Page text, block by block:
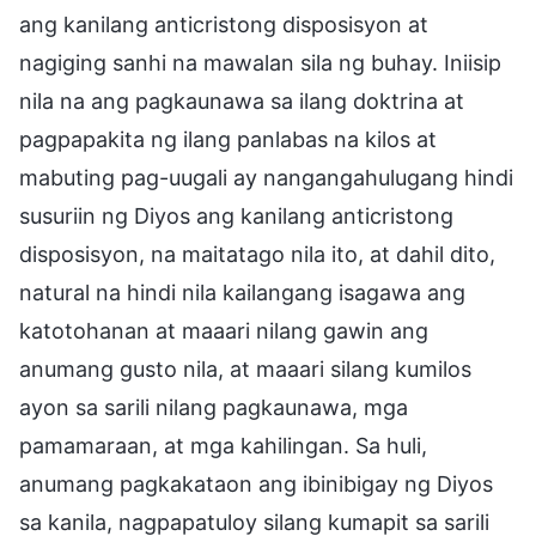
ang kanilang anticristong disposisyon at
nagiging sanhi na mawalan sila ng buhay. Iniisip
nila na ang pagkaunawa sa ilang doktrina at
pagpapakita ng ilang panlabas na kilos at
mabuting pag-uugali ay nangangahulugang hindi
susuriin ng Diyos ang kanilang anticristong
disposisyon, na maitatago nila ito, at dahil dito,
natural na hindi nila kailangang isagawa ang
katotohanan at maaari nilang gawin ang
anumang gusto nila, at maaari silang kumilos
ayon sa sarili nilang pagkaunawa, mga
pamamaraan, at mga kahilingan. Sa huli,
anumang pagkakataon ang ibinibigay ng Diyos
sa kanila, nagpapatuloy silang kumapit sa sarili